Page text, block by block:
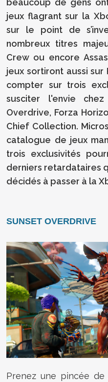
jeux flagrant sur la
sur le point de
nombreux titres
Crew ou encore
jeux sortiront aussi sur
compter sur trois
susciter l'envie
Overdrive, Forza
Chief Collection.
catalogue de jeux
trois exclusivités
derniers retardataires
décidés à passer à la
SUNSET OVERDRIVE
Prenez une pincée de